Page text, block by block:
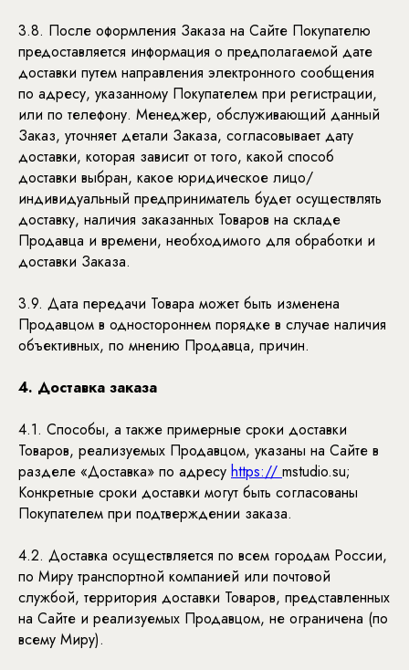
3.8. После оформления Заказа на Сайте Покупателю
предоставляется информация о предполагаемой дате
доставки путем направления электронного сообщения
по адресу, указанному Покупателем при регистрации,
или по телефону. Менеджер, обслуживающий данный
Заказ, уточняет детали Заказа, согласовывает дату
доставки, которая зависит от того, какой способ
доставки выбран, какое юридическое лицо/
индивидуальный предприниматель будет осуществлять
доставку, наличия заказанных Товаров на складе
Продавца и времени, необходимого для обработки и
доставки Заказа.
3.9. Дата передачи Товара может быть изменена
Продавцом в одностороннем порядке в случае наличия
объективных, по мнению Продавца, причин.
4. Доставка заказа
4.1. Способы, а также примерные сроки доставки
Товаров, реализуемых Продавцом, указаны на Сайте в
разделе «Доставка» по адресу https:// mstudio.su;
Конкретные сроки доставки могут быть согласованы
Покупателем при подтверждении заказа.
4.2. Доставка осуществляется по всем городам России,
по Миру транспортной компанией или почтовой
службой, территория доставки Товаров, представленных
на Сайте и реализуемых Продавцом, не ограничена (по
всему Миру).